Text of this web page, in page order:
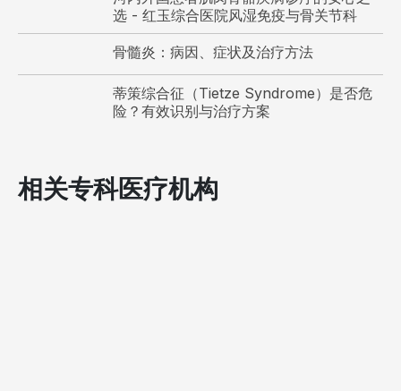
选 - 红玉综合医院风湿免疫与骨关节科
骨髓炎：病因、症状及治疗方法
蒂策综合征（Tietze Syndrome）是否危
险？有效识别与治疗方案
相关专科医疗机构